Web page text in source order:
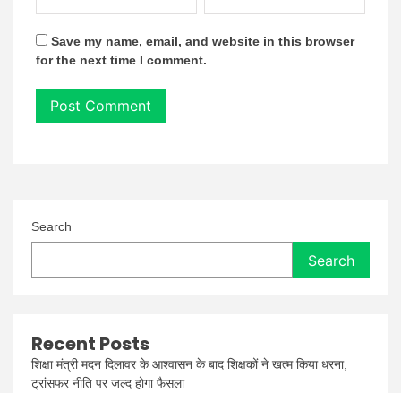
Save my name, email, and website in this browser
for the next time I comment.
Search
Search
Recent Posts
शिक्षा मंत्री मदन दिलावर के आश्वासन के बाद शिक्षकों ने खत्म किया धरना,
ट्रांसफर नीति पर जल्द होगा फैसला